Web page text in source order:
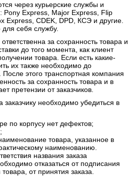
через курьерские службы и
Pony Express, Major Express, Flip
Express, CDEK, DPD, КСЭ и другие.
себя службу.
за сохранность товара и
до того момента, как клиент
товара. Если есть какие-
их также необходимо до
этого транспортная компания
за сохранность товара и в
претензии от заказчиков.
заказчику необходимо убедиться в
по корпусу нет дефектов;
товара, указанное в
наименованию.
названия заказа
отказаться от подписания
от принятия заказа.